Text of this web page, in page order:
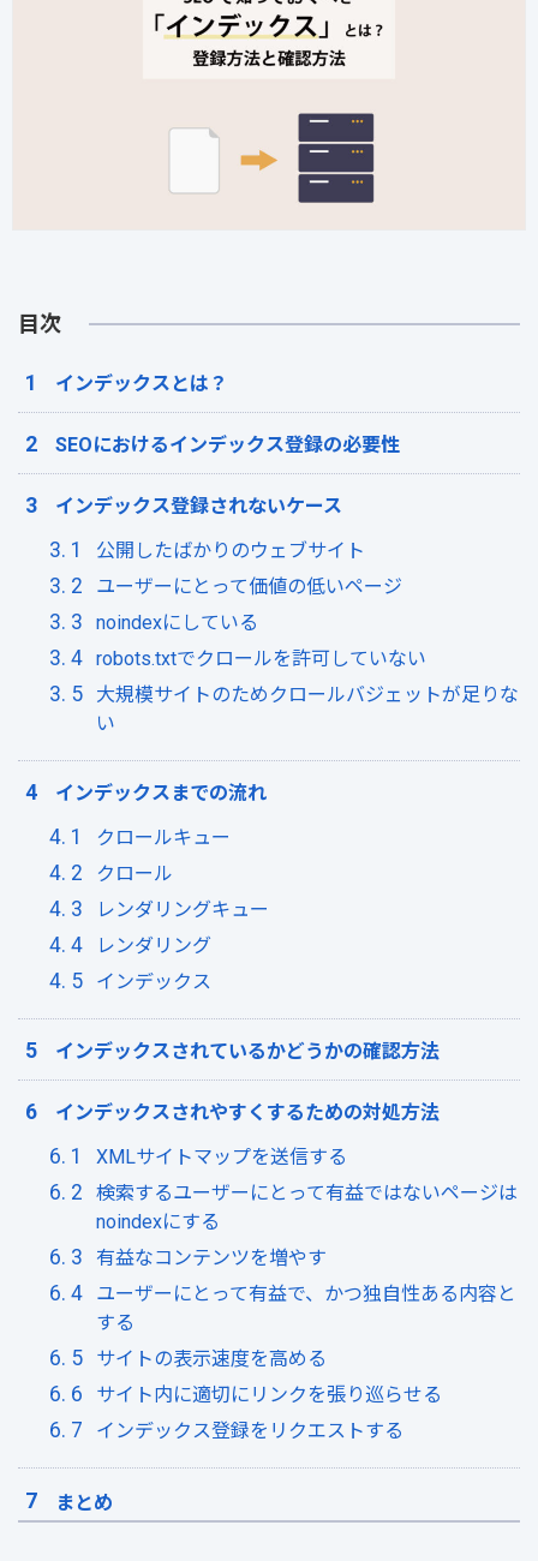
目次
インデックスとは？
SEOにおけるインデックス登録の必要性
インデックス登録されないケース
公開したばかりのウェブサイト
ユーザーにとって価値の低いページ
noindexにしている
robots.txtでクロールを許可していない
大規模サイトのためクロールバジェットが足りな
い
インデックスまでの流れ
クロールキュー
クロール
レンダリングキュー
レンダリング
インデックス
インデックスされているかどうかの確認方法
インデックスされやすくするための対処方法
XMLサイトマップを送信する
検索するユーザーにとって有益ではないページは
noindexにする
有益なコンテンツを増やす
ユーザーにとって有益で、かつ独自性ある内容と
する
サイトの表示速度を高める
サイト内に適切にリンクを張り巡らせる
インデックス登録をリクエストする
まとめ